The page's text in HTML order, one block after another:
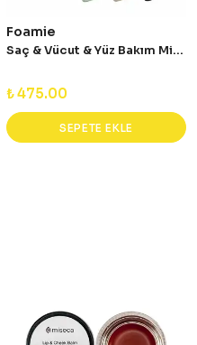
Foamie
Saç & Vücut & Yüz Bakım Mini Set
₺ 475.00
SEPETE EKLE